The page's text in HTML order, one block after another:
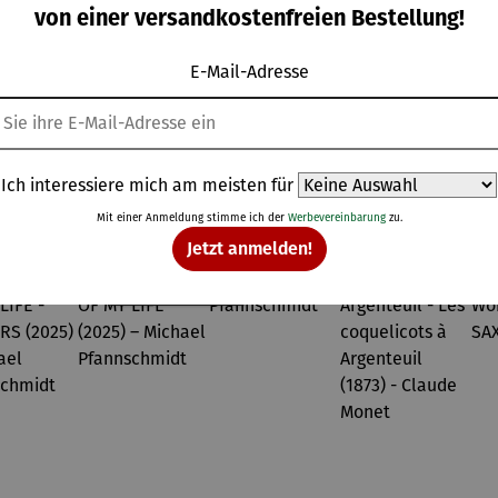
LIFE -
Preis:
€
MY LIFE
Pfannsch
midt
Regulärer Preis:
288,00 €
MY LIFE
Michael
Pfannsch
Regulärer Preis:
298,00 €
Regulärer Preis:
159,00 €
Topseller aus der Kategorie Gemälde & Bilder
von einer versandkostenfreien Bestellung!
E-Mail-Adresse
Ich interessiere mich am meisten für
Mit einer Anmeldung stimme ich der Werbevereinbarungzu.
Jetzt anmelden!